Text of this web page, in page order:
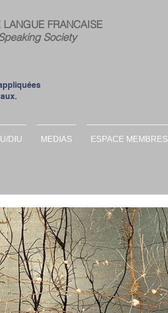
membres :FRANCAISE
Society
DIU MEDIAS ESPACE MEMBRES